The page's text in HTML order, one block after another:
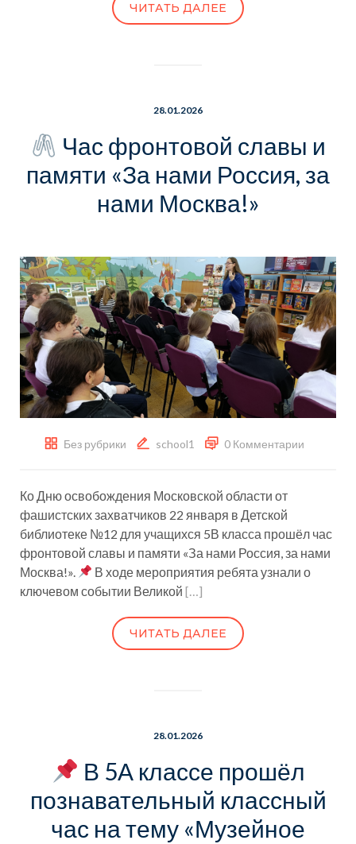
ЧИТАТЬ ДАЛЕЕ
28.01.2026
Час фронтовой славы и
памяти «За нами Россия, за
нами Москва!»
Без рубрики school1 0 Комментарии
Ко Дню освобождения Московской области от
фашистских захватчиков 22 января в Детской
библиотеке №12 для учащихся 5В класса прошёл час
фронтовой славы и памяти «За нами Россия, за нами
Москва!».
В ходе мероприятия ребята узнали о
ключевом событии Великой […]
ЧИТАТЬ ДАЛЕЕ
28.01.2026
В 5А классе прошёл
познавательный классный
час на тему «Музейное